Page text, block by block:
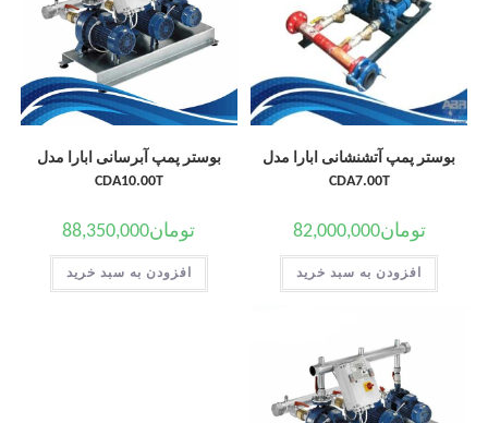
بوستر پمپ آتشنشانی ابارا مدل
CDA7.00T
تومان82,000,000
افزودن به سبد خرید
بوستر پمپ آبرسانی ابارا مدل
CDA10.00T
تومان88,350,000
افزودن به سبد خرید